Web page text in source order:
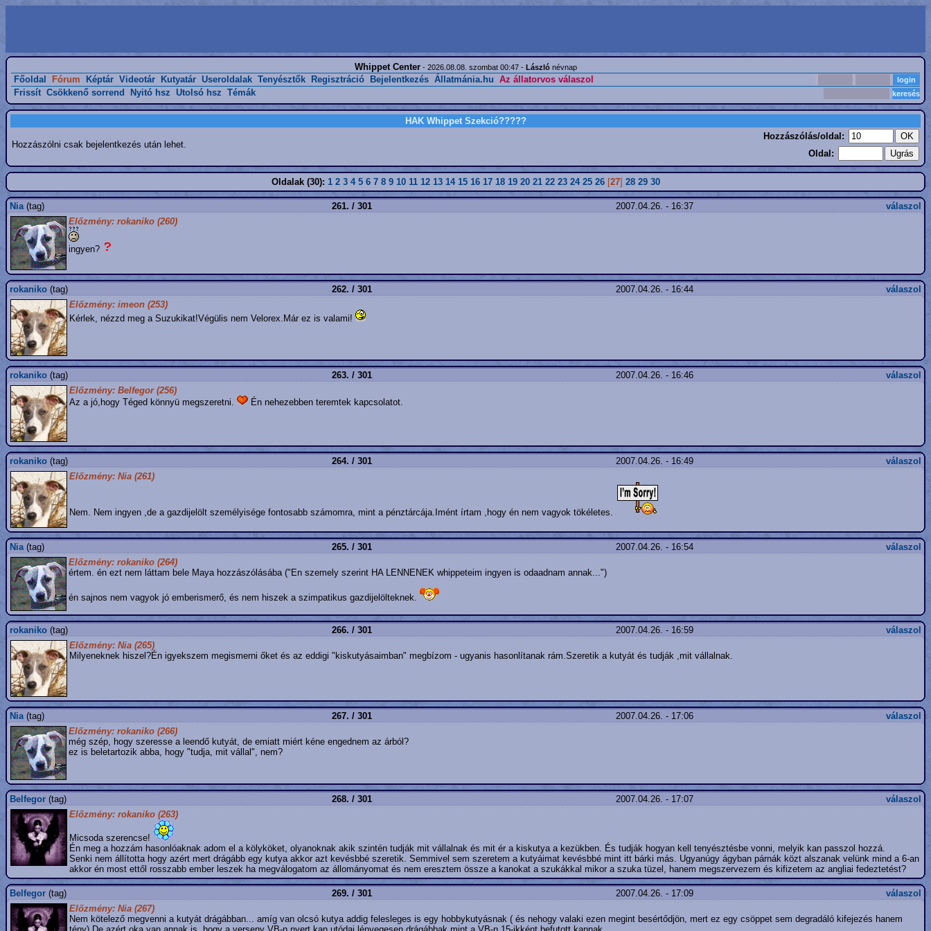
Whippet Center- 2026.08.08. szombat 00:47 - László névnap
Főoldal Fórum Képtár Videotár Kutyatár Useroldalak Tenyésztők Regisztráció Bejelentkezés Állatmánia.hu Az állatorvos válaszol
Frissít Csökkenő sorrend Nyitó hsz Utolsó hsz Témák
HAK Whippet Szekció?????
Hozzászólni csak bejelentkezés után lehet.
Hozzászólás/oldal:
Oldal:
Oldalak (30): 1 2 3 4 5 6 7 8 9 10 11 12 13 14 15 16 17 18 19 20 21 22 23 24 25 26 [27] 28 29 30
Nia(tag) 261. / 301 2007.04.26. - 16:37
válaszol
Előzmény: rokaniko (260)
ingyen?
rokaniko (tag) 262. / 301 2007.04.26. - 16:44
válaszol
Előzmény: imeon (253)
Kérlek, nézzd meg a Suzukikat!Végülis nem Velorex.Már ez is valami!
rokaniko (tag) 263. / 301 2007.04.26. - 16:46
válaszol
Előzmény: Belfegor (256)
Az a jó,hogy Téged könnyü megszeretni.
Én nehezebben teremtek kapcsolatot.
rokaniko (tag) 264. / 301 2007.04.26. - 16:49
válaszol
Előzmény: Nia (261)
Nem. Nem ingyen ,de a gazdijelölt személyisége fontosabb számomra, mint a pénztárcája.Imént írtam ,hogy én nem vagyok tökéletes.
Nia(tag) 265. / 301 2007.04.26. - 16:54
válaszol
Előzmény: rokaniko (264)
értem. én ezt nem láttam bele Maya hozzászólásába ("En szemely szerint HA LENNENEK whippeteim ingyen is odaadnam annak...")
én sajnos nem vagyok jó emberismerő, és nem hiszek a szimpatikus gazdijelölteknek.
rokaniko (tag) 266. / 301 2007.04.26. - 16:59
válaszol
Előzmény: Nia (265)
Milyeneknek hiszel?Én igyekszem megismerni őket és az eddigi "kiskutyásaimban" megbízom - ugyanis hasonlítanak rám.Szeretik a kutyát és tudják ,mit vállalnak.
Nia(tag) 267. / 301 2007.04.26. - 17:06
válaszol
Előzmény: rokaniko (266)
még szép, hogy szeresse a leendő kutyát, de emiatt miért kéne engednem az árból?
ez is beletartozik abba, hogy "tudja, mit vállal", nem?
Belfegor (tag) 268. / 301 2007.04.26. - 17:07
válaszol
Előzmény: rokaniko (263)
Micsoda szerencse!
Én meg a hozzám hasonlóaknak adom el a kölyköket, olyanoknak akik szintén tudják mit vállalnak és mit ér a kiskutya a kezükben. És tudják hogyan kell tenyésztésbe vonni, melyik kan passzol hozzá.
Senki nem állította hogy azért mert drágább egy kutya akkor azt kevésbbé szeretik. Semmivel sem szeretem a kutyáimat kevésbbé mint itt bárki más. Ugyanúgy ágyban párnák közt alszanak velünk mind a 6-an
akkor én most ettől rosszabb ember leszek ha megválogatom az állományomat és nem eresztem össze a kanokat a szukákkal mikor a szuka tüzel, hanem megszervezem és kifizetem az angliai fedeztetést?
Belfegor (tag) 269. / 301 2007.04.26. - 17:09
válaszol
Előzmény: Nia (267)
Nem kötelező megvenni a kutyát drágábban... amíg van olcsó kutya addig felesleges is egy hobbykutyásnak ( és nehogy valaki ezen megint besértődjön, mert ez egy csöppet sem degradáló kifejezés hanem